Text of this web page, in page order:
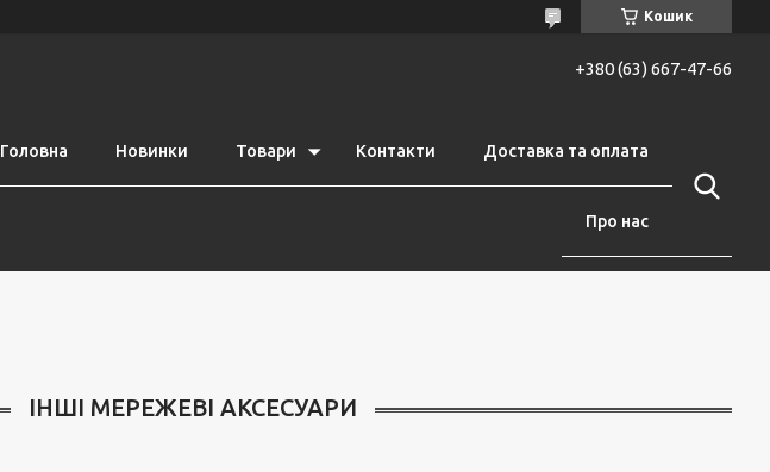
Кошик
+380 (63) 667-47-66
Головна Новинки Товари Контакти Доставка та оплата
Про нас
ІНШІ МЕРЕЖЕВІ АКСЕСУАРИ